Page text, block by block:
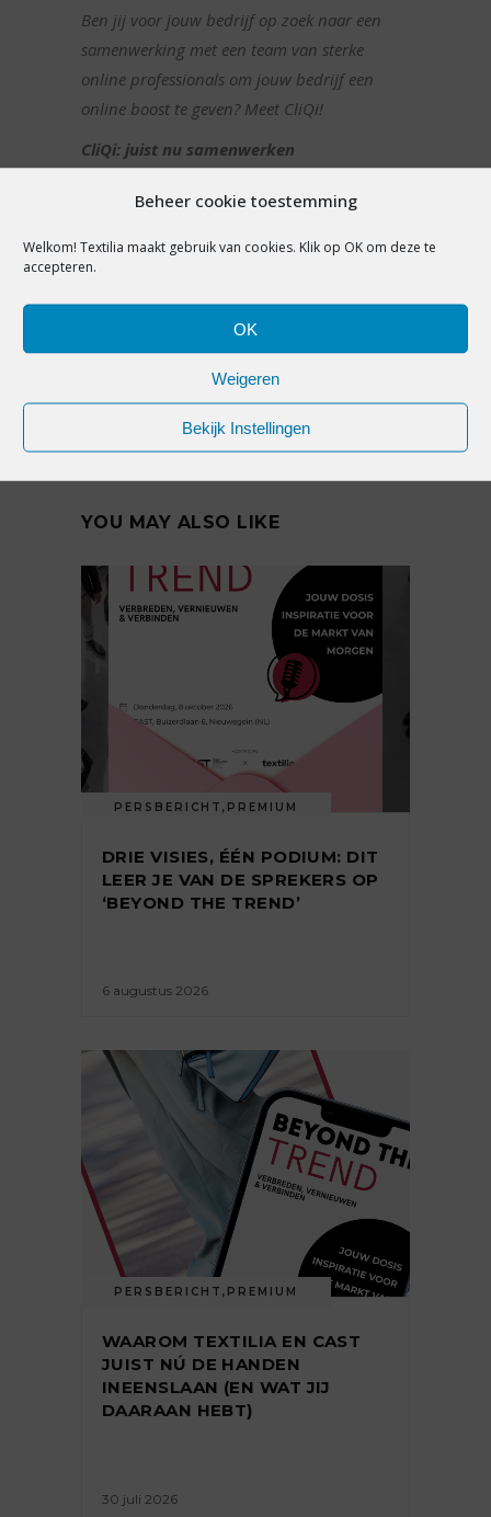
Beheer cookie toestemming
Welkom! Textilia maakt gebruik van cookies. Klik op OK om deze te
accepteren.
OK
Weigeren
Bekijk Instellingen
Ben jij voor jouw bedrijf op zoek naar een
samenwerking met een team van sterke
online professionals om jouw bedrijf een
online boost te geven? Meet CliQi!
CliQi: juist nu samenwerken
PREVIOUS ARTICLE
YOU MAY ALSO LIKE
PERSBERICHT , PREMIUM
DRIE VISIES, ÉÉN PODIUM: DIT
LEER JE VAN DE SPREKERS OP
‘BEYOND THE TREND’
6 augustus 2026
PERSBERICHT , PREMIUM
WAAROM TEXTILIA EN CAST
JUIST NÚ DE HANDEN
INEENSLAAN (EN WAT JIJ
DAARAAN HEBT)
30 juli 2026